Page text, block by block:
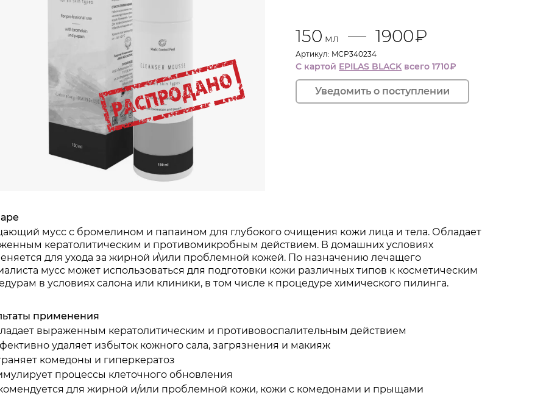
150 мл 1900₽
Артикул: MCP340234
С картой EPILAS BLACK всего 1710₽
мусс с бромелином и папаином для глубокого очищения кожи лица и тела. Обладает
кератолитическим и противомикробным действием. В домашних условиях
для ухода за жирной и\или проблемной кожей. По назначению лечащего
мусс может использоваться для подготовки кожи различных типов к косметическим
в условиях салона или клиники, в том числе к процедуре химического пилинга.
применения
выраженным кератолитическим и противовоспалительным действием
удаляет избыток кожного сала, загрязнения и макияж
комедоны и гиперкератоз
процессы клеточного обновления
для жирной и/или проблемной кожи, кожи с комедонами и прыщами